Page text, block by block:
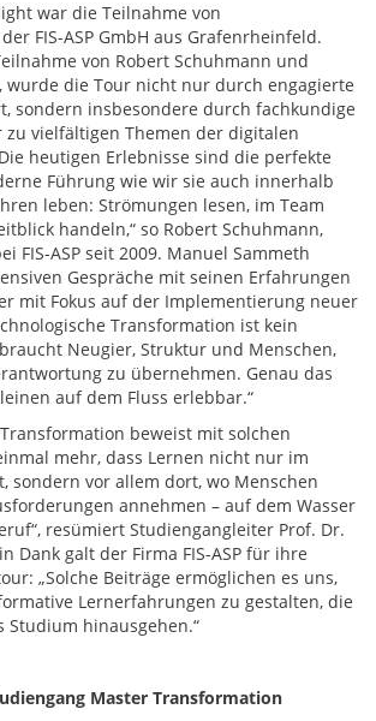
war die Teilnahme von
FIS-ASP GmbH aus Grafenrheinfeld.
von Robert Schuhmann und
wurde die Tour nicht nur durch engagierte
sondern insbesondere durch fachkundige
zu vielfältigen Themen der digitalen
heutigen Erlebnisse sind die perfekte
Führung wie wir sie auch innerhalb
leben: Strömungen lesen, im Team
handeln,“ so Robert Schuhmann,
FIS-ASP seit 2009. Manuel Sammeth
Gespräche mit seinen Erfahrungen
mit Fokus auf der Implementierung neuer
Transformation ist kein
Neugier, Struktur und Menschen,
zu übernehmen. Genau das
auf dem Fluss erlebbar.“
beweist mit solchen
mehr, dass Lernen nicht nur im
sondern vor allem dort, wo Menschen
annehmen – auf dem Wasser
resümiert Studiengangleiter Prof. Dr.
Dank galt der Firma FIS-ASP für ihre
„Solche Beiträge ermöglichen es uns,
Lernerfahrungen zu gestalten, die
Studium hinausgehen.“
Master Transformation